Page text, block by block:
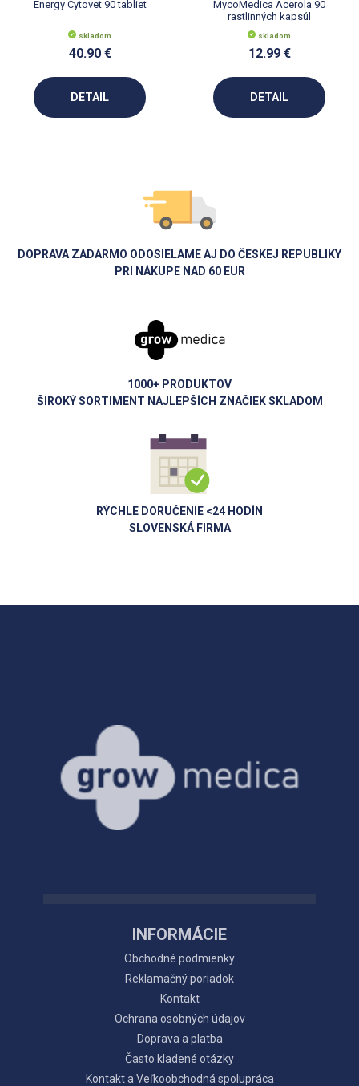
Energy Cytovet 90 tabliet
skladom
40.90 €
DETAIL
MycoMedica Acerola 90
rastlinných kapsúl
skladom
12.99 €
DETAIL
DOPRAVA ZADARMO ODOSIELAME AJ DO ČESKEJ REPUBLIKY
PRI NÁKUPE NAD 60 EUR
1000+ PRODUKTOV
ŠIROKÝ SORTIMENT NAJLEPŠÍCH ZNAČIEK SKLADOM
RÝCHLE DORUČENIE <24 HODÍN
SLOVENSKÁ FIRMA
INFORMÁCIE
Obchodné podmienky
Reklamačný poriadok
Kontakt
Ochrana osobných údajov
Doprava a platba
Často kladené otázky
Kontakt a Veľkoobchodná spolupráca